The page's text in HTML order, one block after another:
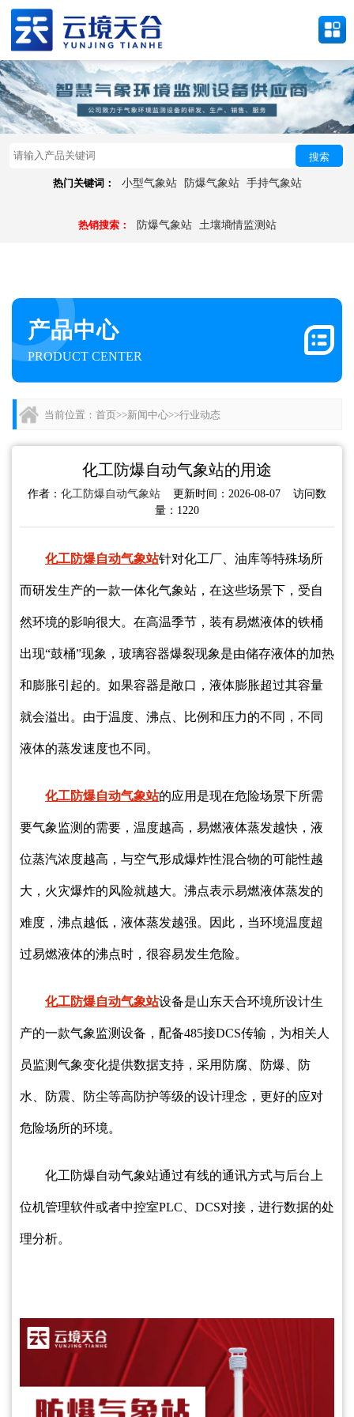
搜索
热门关键词： 小型气象站 防爆气象站 手持气象站
热销搜索： 防爆气象站 土壤墒情监测站
产品中心
PRODUCT CENTER
当前位置： 首页>>新闻中心>>行业动态
化工防爆自动气象站的用途
作者： 化工防爆自动气象站 更新时间：2026-08-07 访问数
量：1220
化工防爆自动气象站针对化工厂、油库等特殊场所
而研发生产的一款一体化气象站，在这些场景下，受自
然环境的影响很大。在高温季节，装有易燃液体的铁桶
出现“鼓桶”现象，玻璃容器爆裂现象是由储存液体的加热
和膨胀引起的。如果容器是敞口，液体膨胀超过其容量
就会溢出。由于温度、沸点、比例和压力的不同，不同
液体的蒸发速度也不同。
化工防爆自动气象站的应用是现在危险场景下所需
要气象监测的需要，温度越高，易燃液体蒸发越快，液
位蒸汽浓度越高，与空气形成爆炸性混合物的可能性越
大，火灾爆炸的风险就越大。沸点表示易燃液体蒸发的
难度，沸点越低，液体蒸发越强。因此，当环境温度超
过易燃液体的沸点时，很容易发生危险。
化工防爆自动气象站设备是山东天合环境所设计生
产的一款气象监测设备，配备485接DCS传输，为相关人
员监测气象变化提供数据支持，采用防腐、防爆、防
水、防震、防尘等高防护等级的设计理念，更好的应对
危险场所的环境。
化工防爆自动气象站通过有线的通讯方式与后台上
位机管理软件或者中控室PLC、DCS对接，进行数据的处
理分析。